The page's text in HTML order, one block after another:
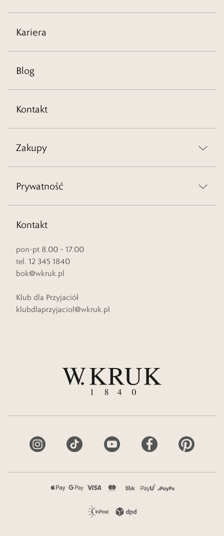
Kariera
Blog
Kontakt
Zakupy
Prywatność
Kontakt
pon-pt 8.00 – 17.00
tel. 12 345 1840
bok@wkruk.pl
Klub dla Przyjaciół
klubdlaprzyjaciol@wkruk.pl